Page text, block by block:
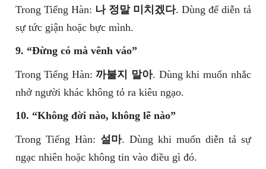
Trong Tiếng Hàn: 나 정말 미치겠다. Dùng để diễn tả
sự tức giận hoặc bực mình.
9. “Đừng có mà vênh váo”
Trong Tiếng Hàn:까불지 말아. Dùng khi muốn nhắc
nhở người khác không tỏ ra kiêu ngạo.
10. “Không đời nào, không lẽ nào”
Trong Tiếng Hàn: 설마. Dùng khi muốn diễn tả sự
ngạc nhiên hoặc không tin vào điều gì đó.